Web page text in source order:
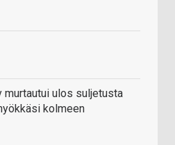
murtautui ulos suljetusta
kolmeen